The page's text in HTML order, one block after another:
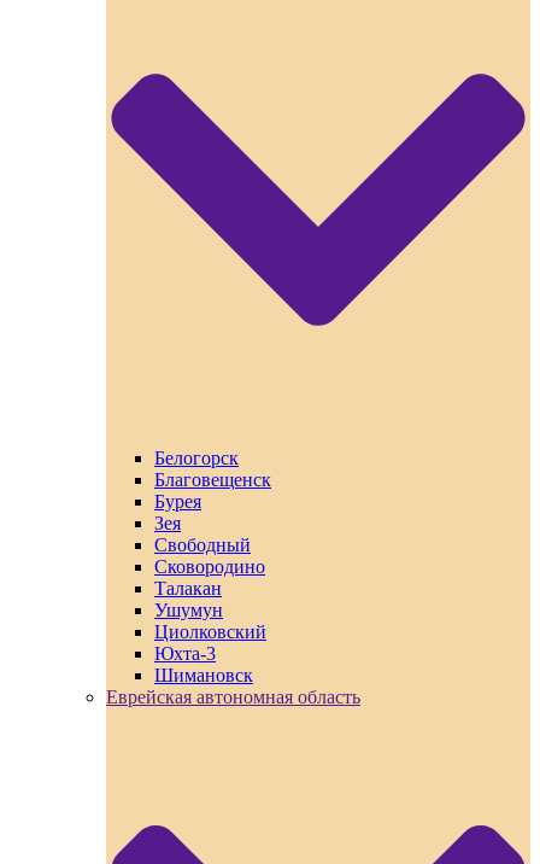
Белогорск
Благовещенск
Бурея
Зея
Свободный
Сковородино
Талакан
Ушумун
Циолковский
Юхта-3
Шимановск
Еврейская автономная область